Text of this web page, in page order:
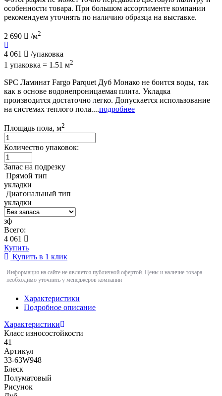
особенности товара. При большом ассортименте компании
рекомендуем уточнять по наличию образца на выставке.
2 690 /м2
4 061
/упаковка
1 упаковка = 1.51 м2
SPC Ламинат Fargo Parquet Дуб Монако не боится воды, так
как в основе водонепроницаемая плита. Укладка
производится достаточно легко. Допускается использование
на системах теплого пола....подробнее
Площадь пола, м2
Количество упаковок:
Запас на подрезку
Прямой тип
укладки
Диагональный тип
укладки
зф
Всего:
4 061
Купить
Купить в 1 клик
Информация на сайте не является публичной офертой. Цены и наличие товара
необходимо уточнить у менеджеров компании
Характеристики
Подробное описание
Характеристики
Класс износостойкости
41
Артикул
33-63W948
Блеск
Полуматовый
Рисунок